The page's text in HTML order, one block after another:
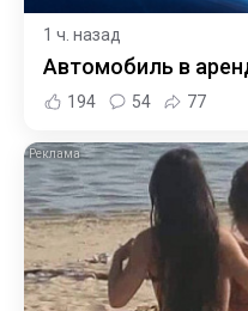
1 ч. назад
Автомобиль в
194 54 77